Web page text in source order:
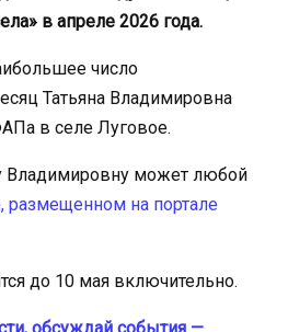
в апреле 2026 года.
число
Татьяна Владимировна
в селе Луговое.
Владимировну может любой
размещенном на портале
до 10 мая включительно.